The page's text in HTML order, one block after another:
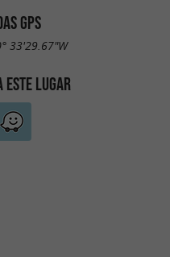
GPS
33'29.67"W
ESTE LUGAR